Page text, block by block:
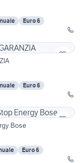
Euro 6
Euro 6
Bose
Euro 6